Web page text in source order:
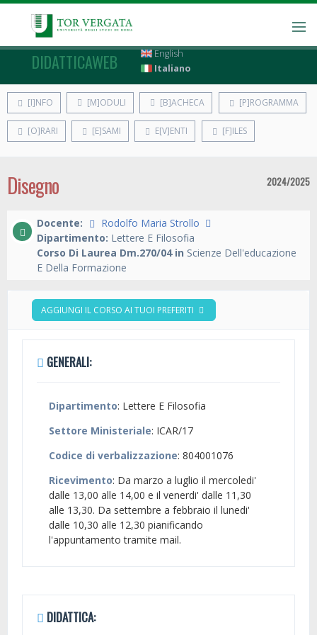
DIDATTICAWEB
English
Italiano
[I]NFO [M]ODULI [B]ACHECA [P]ROGRAMMA
[O]RARI [E]SAMI E[V]ENTI [F]ILES
Disegno 2024/2025
Docente:
Rodolfo Maria Strollo
Dipartimento: Lettere E Filosofia
Corso Di Laurea Dm.270/04 in Scienze Dell'educazione
E Della Formazione
AGGIUNGI IL CORSO AI TUOI PREFERITI
GENERALI:
Dipartimento: Lettere E Filosofia
Settore Ministeriale: ICAR/17
Codice di verbalizzazione: 804001076
Ricevimento: Da marzo a luglio il mercoledi'
dalle 13,00 alle 14,00 e il venerdi' dalle 11,30
alle 13,30. Da settembre a febbraio il lunedi'
dalle 10,30 alle 12,30 pianificando
l'appuntamento tramite mail.
DIDATTICA: